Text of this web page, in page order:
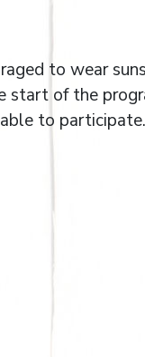
to wear
of the
to participate.